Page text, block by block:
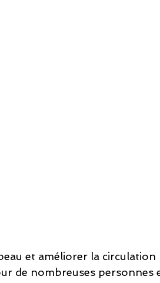
et améliorer la circulation
de nombreuses personnes